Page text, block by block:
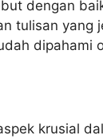
dengan
tulisan yang
dipahami
krusial